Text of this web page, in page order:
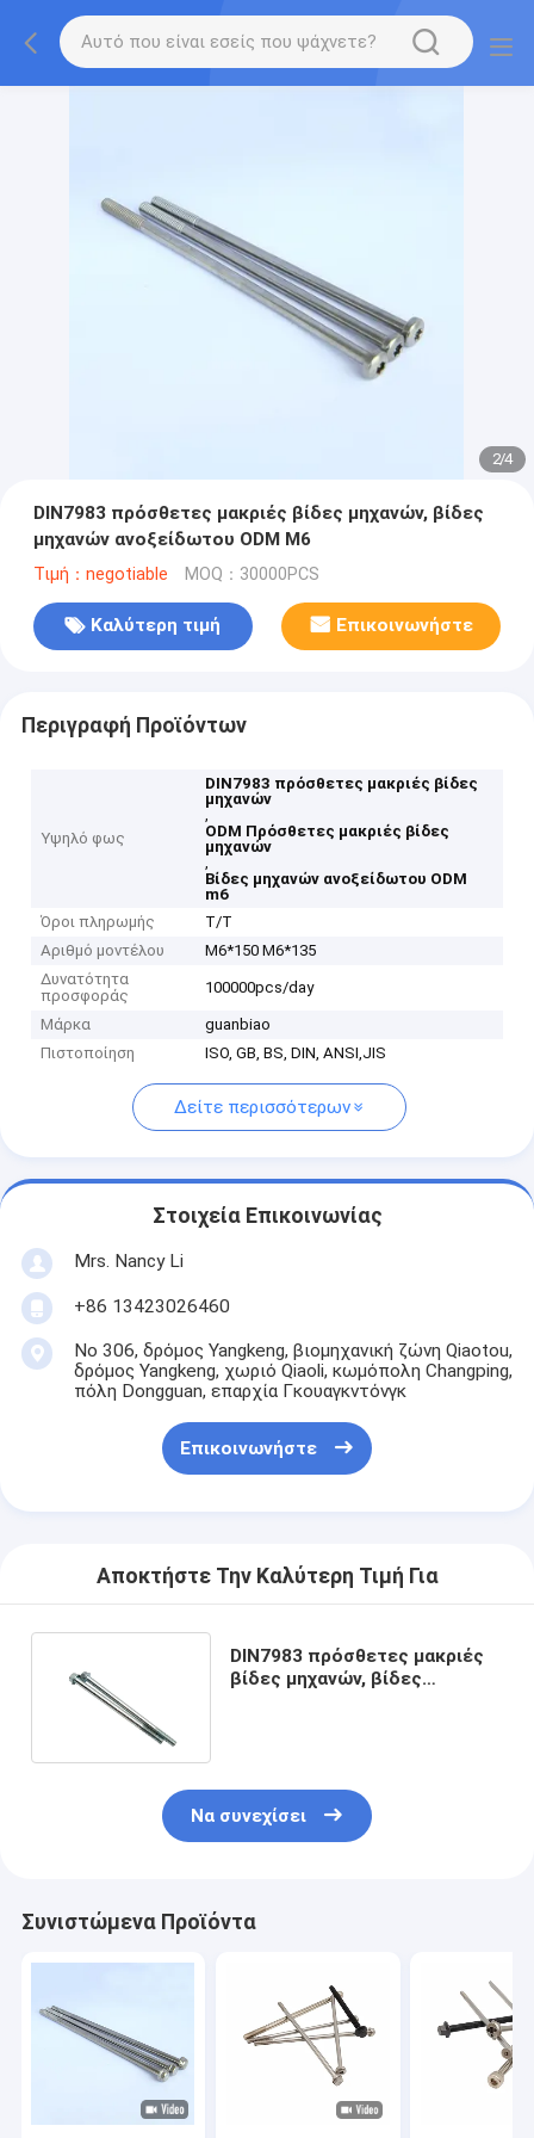
2/4
DIN7983 πρόσθετες μακριές βίδες μηχανών, βίδες
μηχανών ανοξείδωτου ODM M6
Τιμή：negotiable MOQ：30000PCS
Καλύτερη τιμή Επικοινωνήστε
Περιγραφή Προϊόντων
Υψηλό φως
DIN7983 πρόσθετες μακριές βίδες
μηχανών
,
ODM Πρόσθετες μακριές βίδες
μηχανών
,
Βίδες μηχανών ανοξείδωτου ODM
m6
Όροι πληρωμής
T/T
Αριθμό μοντέλου
M6*150 M6*135
Δυνατότητα
προσφοράς
100000pcs/day
Μάρκα
guanbiao
Πιστοποίηση
ISO, GB, BS, DIN, ANSI,JIS
Δείτε περισσότερων
Στοιχεία Επικοινωνίας
Mrs. Nancy Li
+86 13423026460
Νο 306, δρόμος Yangkeng, βιομηχανική ζώνη Qiaotou,
δρόμος Yangkeng, χωριό Qiaoli, κωμόπολη Changping,
πόλη Dongguan, επαρχία Γκουαγκντόνγκ
Επικοινωνήστε
Αποκτήστε Την Καλύτερη Τιμή Για
DIN7983 πρόσθετες μακριές
βίδες μηχανών, βίδες
Να συνεχίσει
Συνιστώμενα Προϊόντα